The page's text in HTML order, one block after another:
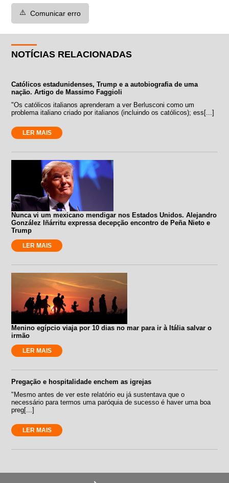
⚠️ Comunicar erro
NOTÍCIAS RELACIONADAS
Católicos estadunidenses, Trump e a autobiografia de uma
nação. Artigo de Massimo Faggioli
"Os católicos italianos aprenderam a ver Berlusconi como um
problema italiano criado por italianos (incluindo os católicos); ess[...]
LER MAIS
Nunca vi um mexicano mendigar nos Estados Unidos. Alejandro
González Iñárritu expressa decepção encontro de Peña Nieto e
Trump
LER MAIS
Menino egípcio viaja por 10 dias no mar para ir à Itália salvar o
irmão
LER MAIS
Pregação e hospitalidade enchem as igrejas
"Mesmo antes de ver este relatório eu já sustentava que o
necessário para termos uma paróquia de sucesso é haver uma boa
preg[...]
LER MAIS